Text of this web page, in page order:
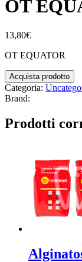
OT
13,80€
OT EQUATOR
Acquista prodotto
Categoria:
Brand:
Prodotti